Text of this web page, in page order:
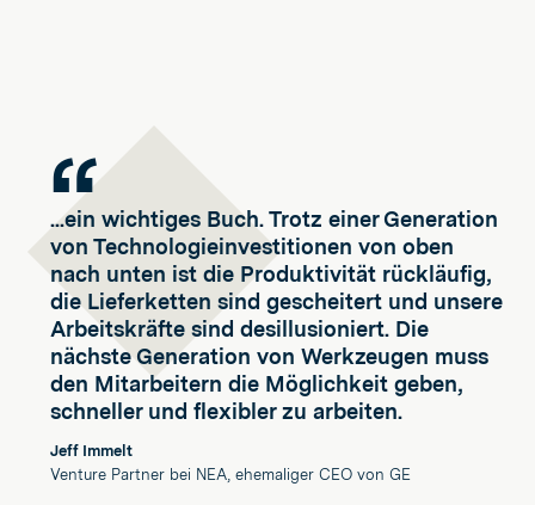
...ein wichtiges Buch. Trotz einer Generation
von Technologieinvestitionen von oben
nach unten ist die Produktivität rückläufig,
die Lieferketten sind gescheitert und unsere
Arbeitskräfte sind desillusioniert. Die
nächste Generation von Werkzeugen muss
den Mitarbeitern die Möglichkeit geben,
schneller und flexibler zu arbeiten.
Jeff Immelt
Venture Partner bei NEA, ehemaliger CEO von GE